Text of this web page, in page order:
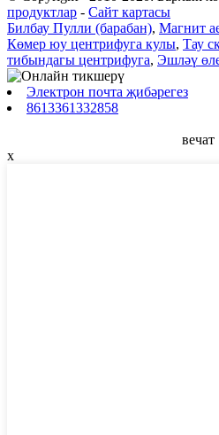
продуктлар - Сайт картасы
Билбау Пулли (барабан), Магнит
Көмер юу центрифуга кулы, Тау
тибындагы центрифуга, Эшләү
Электрон почта җибәрегез
8613361332858
вечат
x